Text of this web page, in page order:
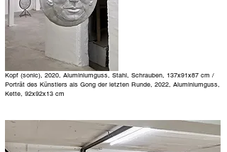
Kopf (sonic), 2020, Aluminiumguss, Stahl, Schrauben, 137x91x87 cm /
Porträt des Künstlers als Gong der letzten Runde, 2022, Aluminiumguss,
Kette, 92x92x13 cm